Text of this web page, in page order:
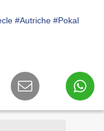
#Autriche #Pokal